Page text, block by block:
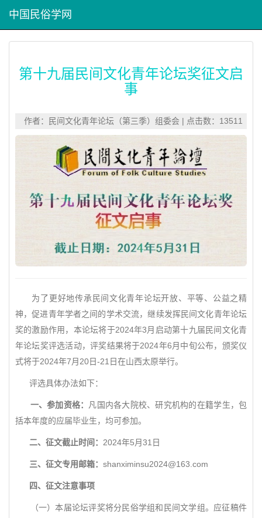
中国民俗学网
第十九届民间文化青年论坛奖征文启
事
作者：民间文化青年论坛（第三季）组委会 | 点击数：13511
为了更好地传承民间文化青年论坛开放、平等、公益之精
神，促进青年学者之间的学术交流，继续发挥民间文化青年论坛
奖的激励作用，本论坛将于2024年3月启动第十九届民间文化青
年论坛奖评选活动，评奖结果将于2024年6月中旬公布，颁奖仪
式将于2024年7月20日-21日在山西太原举行。
评选具体办法如下：
一、参加资格： 凡国内各大院校、研究机构的在籍学生，包
括本年度的应届毕业生，均可参加。
二、征文截止时间： 2024年5月31日
三、征文专用邮箱： shanximinsu2024@163.com
四、征文注意事项
（一）本届论坛评奖将分民俗学组和民间文学组。应征稿件